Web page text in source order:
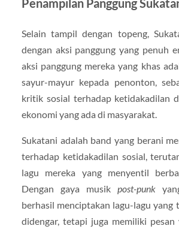
Penampilan Panggung
Selain tampil dengan topeng,
dengan aksi panggung yang penuh
aksi panggung mereka yang khas
sayur-mayur kepada penonton,
kritik sosial terhadap ketidakadilan
ekonomi yang ada di masyarakat.
Sukatani adalah band yang berani
terhadap ketidakadilan sosial,
lagu mereka yang menyentil
Dengan gaya musik post-punk
berhasil menciptakan lagu-lagu yang
didengar, tetapi juga memiliki pesan